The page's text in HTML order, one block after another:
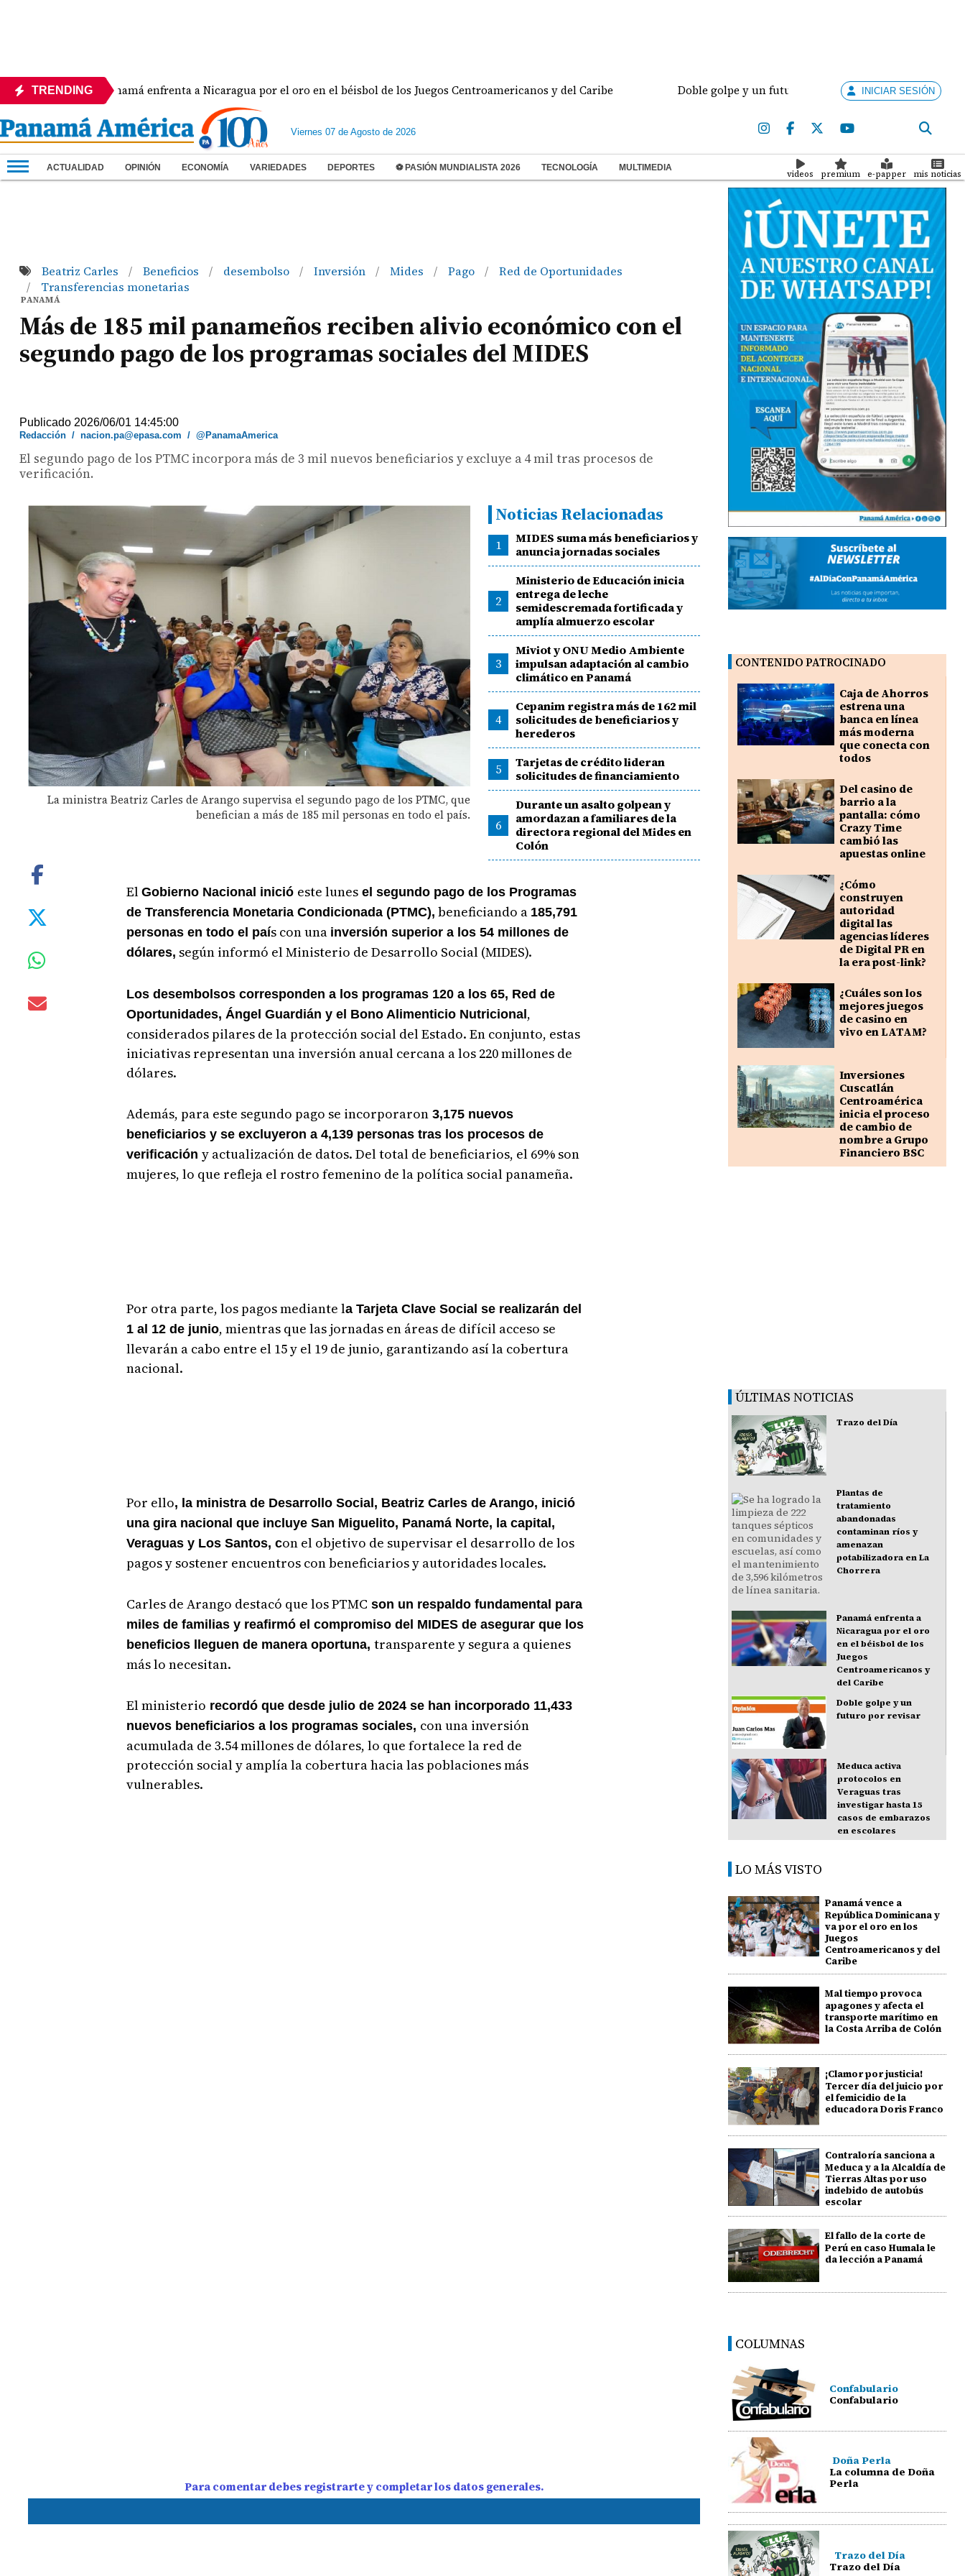
TRENDINGPanamá enfrenta a Nicaragua por el oro en el béisbol de los Juegos Centroamericanos y del Caribe Doble golpe y un futuro por revisar Meduca
INICIAR SESIÓN
Viernes 07 de Agosto de 2026
ACTUALIDAD OPINIÓN ECONOMÍA VARIEDADES DEPORTES ⚽ PASIÓN MUNDIALISTA 2026 TECNOLOGÍA MULTIMEDIA
videos premium e-papper mis noticias
Beatriz Carles / Beneficios / desembolso / Inversión / Mides / Pago / Red de Oportunidades
/ Transferencias monetarias
PANAMÁ
Más de 185 mil panameños reciben alivio económico con el
segundo pago de los programas sociales del MIDES
Publicado 2026/06/01 14:45:00
Redacción /nacion.pa@epasa.com /@PanamaAmerica
El segundo pago de los PTMC incorpora más de 3 mil nuevos beneficiarios y excluye a 4 mil tras procesos de
verificación.
La ministra Beatriz Carles de Arango supervisa el segundo pago de los PTMC, que
benefician a más de 185 mil personas en todo el país.
Noticias Relacionadas
1
MIDES suma más beneficiarios y
anuncia jornadas sociales
2
Ministerio de Educación inicia
entrega de leche
semidescremada fortificada y
amplía almuerzo escolar
3
Miviot y ONU Medio Ambiente
impulsan adaptación al cambio
climático en Panamá
4
Cepanim registra más de 162 mil
solicitudes de beneficiarios y
herederos
5
Tarjetas de crédito lideran
solicitudes de financiamiento
6
Durante un asalto golpean y
amordazan a familiares de la
directora regional del Mides en
Colón
El Gobierno Nacional inició este lunesel segundo pago de los Programas
de Transferencia Monetaria Condicionada (PTMC), beneficiando a 185,791
personas en todo el país con una inversión superior a los 54 millones de
dólares, según informó el Ministerio de Desarrollo Social (MIDES).
Los desembolsos corresponden a los programas 120 a los 65, Red de
Oportunidades, Ángel Guardián y el Bono Alimenticio Nutricional ,
considerados pilares de la protección social del Estado. En conjunto, estas
iniciativas representan una inversión anual cercana a los 220 millones de
dólares.
Además, para este segundo pago se incorporaron3,175 nuevos
beneficiarios y se excluyeron a 4,139 personas tras los procesos de
verificación y actualización de datos. Del total de beneficiarios, el 69% son
mujeres, lo que refleja el rostro femenino de la política social panameña.
Por otra parte, los pagos mediante la Tarjeta Clave Social se realizarán del
1 al 12 de junio, mientras que las jornadas en áreas de difícil acceso se
llevarán a cabo entre el 15 y el 19 de junio, garantizando así la cobertura
nacional.
Por ello, la ministra de Desarrollo Social, Beatriz Carles de Arango, inició
una gira nacional que incluye San Miguelito, Panamá Norte, la capital,
Veraguas y Los Santos, con el objetivo de supervisar el desarrollo de los
pagos y sostener encuentros con beneficiarios y autoridades locales.
Carles de Arango destacó que los PTMC son un respaldo fundamental para
miles de familias y reafirmó el compromiso del MIDES de asegurar que los
beneficios lleguen de manera oportuna, transparente y segura a quienes
más lo necesitan.
El ministerio recordó que desde julio de 2024 se han incorporado 11,433
nuevos beneficiarios a los programas sociales, con una inversión
acumulada de 3.54 millones de dólares, lo que fortalece la red de
protección social y amplía la cobertura hacia las poblaciones más
vulnerables.
Para comentar debes registrarte y completar los datos generales.
CONTENIDO PATROCINADO
Caja de Ahorros
estrena una
banca en línea
más moderna
que conecta con
todos
Del casino de
barrio a la
pantalla: cómo
Crazy Time
cambió las
apuestas online
¿Cómo
construyen
autoridad
digital las
agencias líderes
de Digital PR en
la era post-link?
¿Cuáles son los
mejores juegos
de casino en
vivo en LATAM?
Inversiones
Cuscatlán
Centroamérica
inicia el proceso
de cambio de
nombre a Grupo
Financiero BSC
ÚLTIMAS NOTICIAS
Trazo del Día
Plantas de
tratamiento
abandonadas
contaminan ríos y
amenazan
potabilizadora en La
Chorrera
Panamá enfrenta a
Nicaragua por el oro
en el béisbol de los
Juegos
Centroamericanos y
del Caribe
Doble golpe y un
futuro por revisar
Meduca activa
protocolos en
Veraguas tras
investigar hasta 15
casos de embarazos
en escolares
LO MÁS VISTO
Panamá vence a
República Dominicana y
va por el oro en los
Juegos
Centroamericanos y del
Caribe
Mal tiempo provoca
apagones y afecta el
transporte marítimo en
la Costa Arriba de Colón
¡Clamor por justicia!
Tercer día del juicio por
el femicidio de la
educadora Doris Franco
Contraloría sanciona a
Meduca y a la Alcaldía de
Tierras Altas por uso
indebido de autobús
escolar
El fallo de la corte de
Perú en caso Humala le
da lección a Panamá
COLUMNAS
Confabulario
Confabulario
Doña Perla
La columna de Doña
Perla
Trazo del Día
Trazo del Día